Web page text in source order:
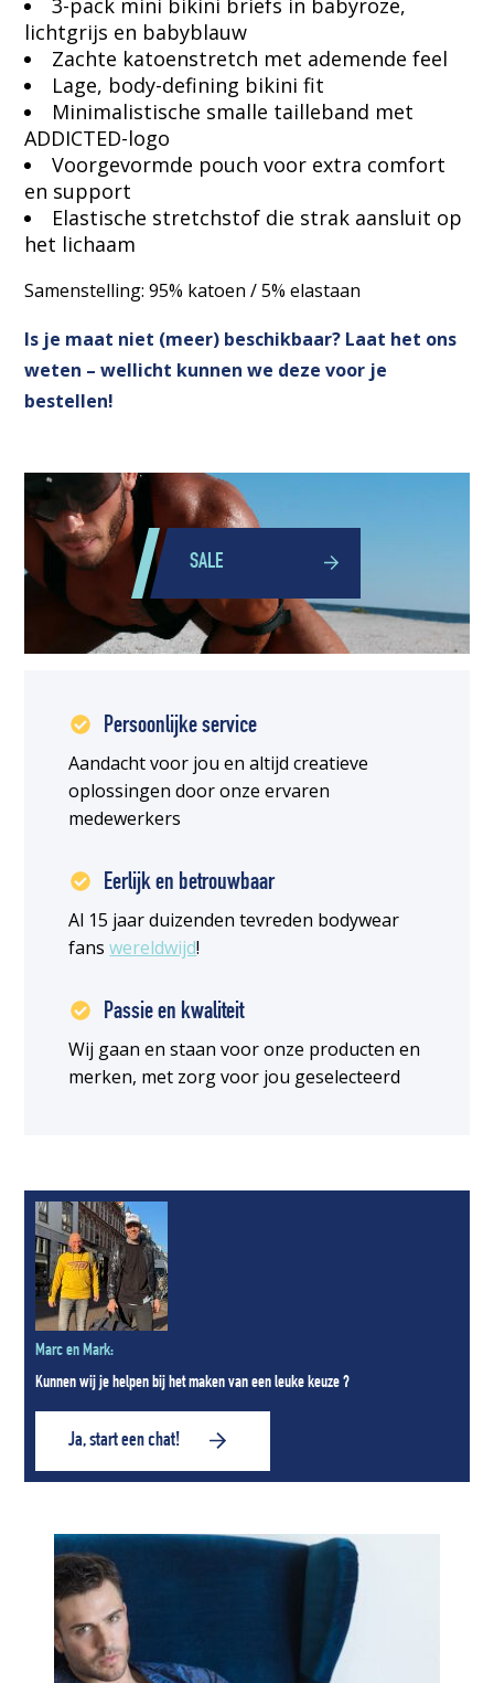
lichtgrijs en babyblauw
Zachte katoenstretch met ademende feel
Lage, body-defining bikini fit
Minimalistische smalle tailleband met
ADDICTED-logo
Voorgevormde pouch voor extra comfort
en support
Elastische stretchstof die strak aansluit op
het lichaam
Samenstelling: 95% katoen / 5% elastaan
Is je maat niet (meer) beschikbaar? Laat het ons
weten – wellicht kunnen we deze voor je
bestellen!
SALE
Persoonlijke service
Aandacht voor jou en altijd creatieve
oplossingen door onze ervaren
medewerkers
Eerlijk en betrouwbaar
Al 15 jaar duizenden tevreden bodywear
fanswereldwijd!
Passie en kwaliteit
Wij gaan en staan voor onze producten en
merken, met zorg voor jou geselecteerd
Marc en Mark:
Kunnen wij je helpen bij het maken van een leuke keuze ?
Ja, start een chat!